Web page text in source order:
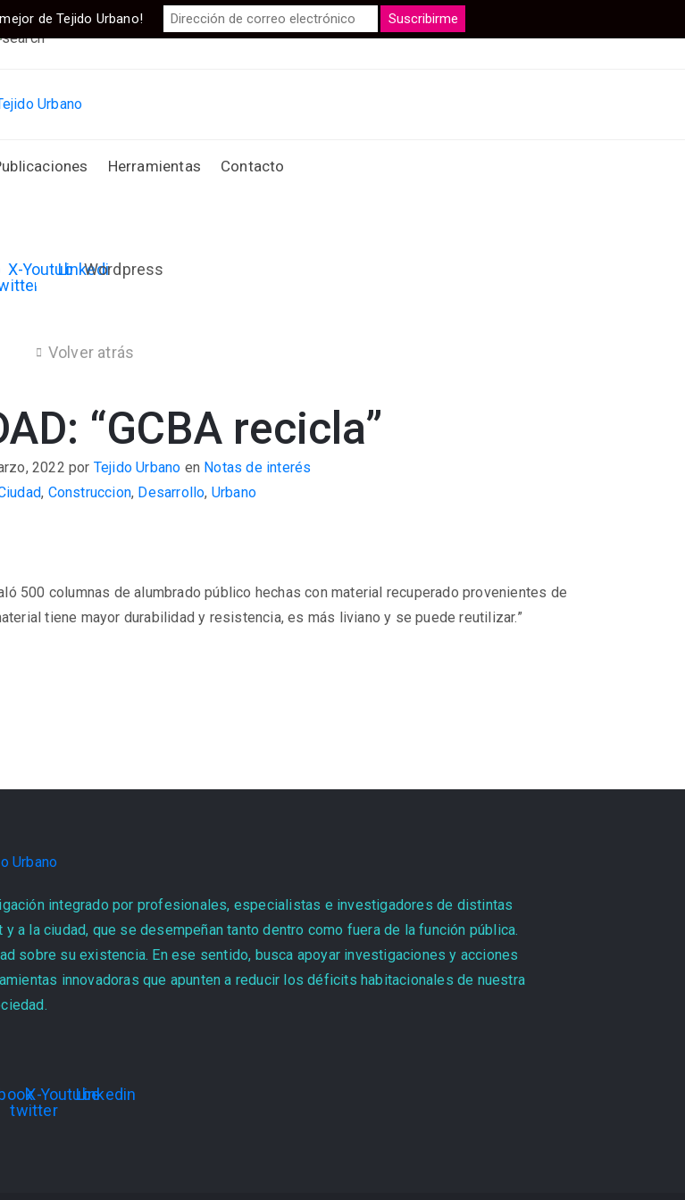
Herramientas Contacto
X-YoutubeLinkedin
Wordpress
Volver atrás
“GCBA recicla”
2022 por Tejido Urbano en Notas de interés
, Construccion, Desarrollo, Urbano
500 columnas de alumbrado público hechas con material recuperado provenientes de
tiene mayor durabilidad y resistencia, es más liviano y se puede reutilizar.”
integrado por profesionales, especialistas e investigadores de distintas
la ciudad, que se desempeñan tanto dentro como fuera de la función pública.
sobre su existencia. En ese sentido, busca apoyar investigaciones y acciones
innovadoras que apunten a reducir los déficits habitacionales de nuestra
X-
twitter
YoutubeLinkedin
de Tejido Urbano!